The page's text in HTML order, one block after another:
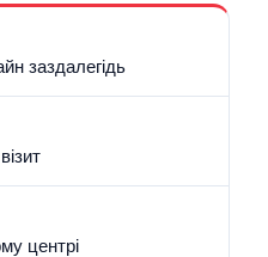
заздалегідь
центрі